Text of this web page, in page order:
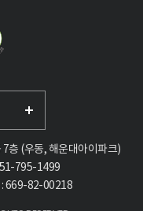
층 (우동, 해운대아이파크)
795-1499
: 669-82-00218